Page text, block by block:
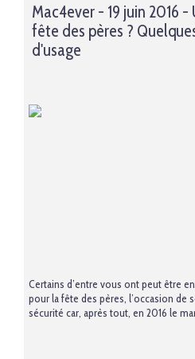
Mac4ever - 19 juin 2016
fête des pères ?
d'usage
Certains d’entre vous ont peut être
pour la fête des pères, l’occasion de
sécurité car, après tout, en 2016 le